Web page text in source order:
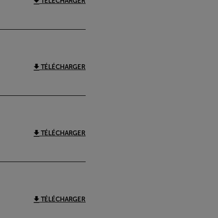
TÉLÉCHARGER
TÉLÉCHARGER
TÉLÉCHARGER